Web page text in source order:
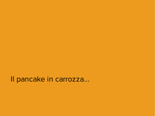
Il pancake in carrozza...